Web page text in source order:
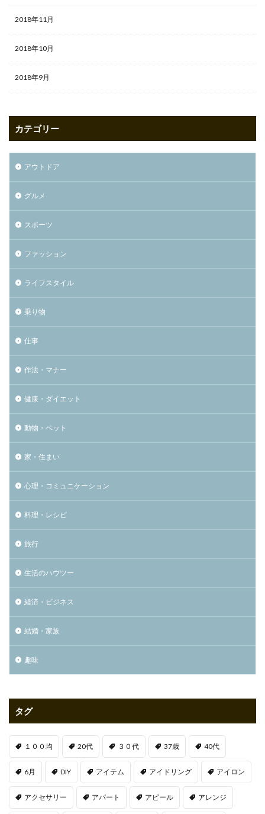
2018年11月
2018年10月
2018年9月
カテゴリー
アウトドア
グルメ
スポーツ
ファッション
ライフスタイル
乗り物
仕事
作法・マナー
健康・ダイエット
動物・ペット
家・住まい
心理・コミュニケーション
料理・レシピ
旅行
生活のハウツー
経済・ビジネス
結婚・家族
趣味
タグ
１００均 20代 ３０代 37歳 40代
6月 DIY アイテム アイドリング アイロン
アクセサリー アパート アピール アレンジ